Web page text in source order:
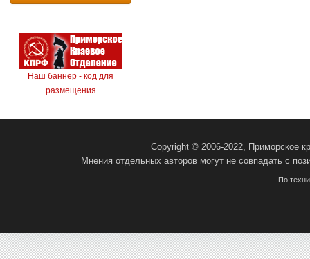
Наш баннер - код для
размещения
Copyright © 2006-2022, Приморское
Мнения отдельных авторов могут не совпадать с
По